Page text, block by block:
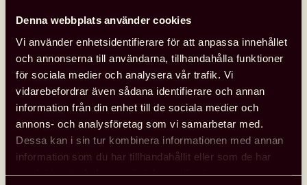
Denna webbplats använder cookies
Vi använder enhetsidentifierare för att anpassa innehållet
och annonserna till användarna, tillhandahålla funktioner
för sociala medier och analysera vår trafik. Vi
vidarebefordrar även sådana identifierare och annan
information från din enhet till de sociala medier och
annons- och analysföretag som vi samarbetar med.
Dessa kan i sin tur kombinera informationen med annan
information som du har tillhandahållit eller som de har
Arrangörer:
Astrid Lindgren AB, Rabén & Sjögren, Astrid Lindgren-
sällskapet i samarbete med ALMA-priset och Svenska
Filminstitutet.
specialpris, använd kampanjkoden